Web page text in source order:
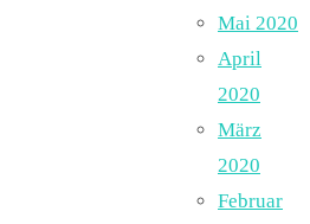
Mai 2020
April
2020
März
2020
Februar